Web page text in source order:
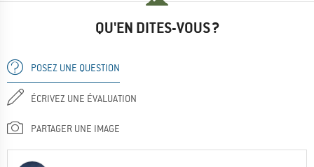
QU'EN DITES-VOUS ?
POSEZ UNE QUESTION
ÉCRIVEZ UNE ÉVALUATION
PARTAGER UNE IMAGE